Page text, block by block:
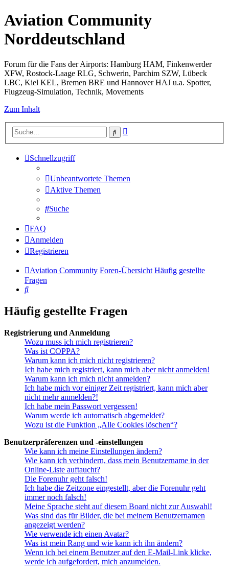
Aviation Community
Norddeutschland
Forum für die Fans der Airports: Hamburg HAM, Finkenwerder
XFW, Rostock-Laage RLG, Schwerin, Parchim SZW, Lübeck
LBC, Kiel KEL, Bremen BRE und Hannover HAJ u.a. Spotter,
Flugzeug-Simulation, Technik, Movements
Zum Inhalt
Suche
Schnellzugriff
Unbeantwortete Themen
Aktive Themen
Suche
FAQ
Anmelden
Registrieren
Aviation Community Foren-Übersicht Häufig gestellte
Fragen
Suche
Häufig gestellte Fragen
Registrierung und Anmeldung
Wozu muss ich mich registrieren?
Was ist COPPA?
Warum kann ich mich nicht registrieren?
Ich habe mich registriert, kann mich aber nicht anmelden!
Warum kann ich mich nicht anmelden?
Ich habe mich vor einiger Zeit registriert, kann mich aber
nicht mehr anmelden?!
Ich habe mein Passwort vergessen!
Warum werde ich automatisch abgemeldet?
Wozu ist die Funktion „Alle Cookies löschen“?
Benutzerpräferenzen und -einstellungen
Wie kann ich meine Einstellungen ändern?
Wie kann ich verhindern, dass mein Benutzername in der
Online-Liste auftaucht?
Die Forenuhr geht falsch!
Ich habe die Zeitzone eingestellt, aber die Forenuhr geht
immer noch falsch!
Meine Sprache steht auf diesem Board nicht zur Auswahl!
Was sind das für Bilder, die bei meinem Benutzernamen
angezeigt werden?
Wie verwende ich einen Avatar?
Was ist mein Rang und wie kann ich ihn ändern?
Wenn ich bei einem Benutzer auf den E-Mail-Link klicke,
werde ich aufgefordert, mich anzumelden.